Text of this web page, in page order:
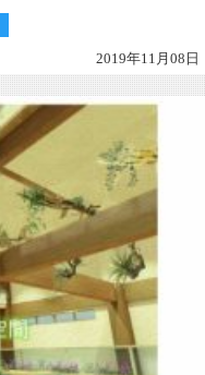
2019年11月08日